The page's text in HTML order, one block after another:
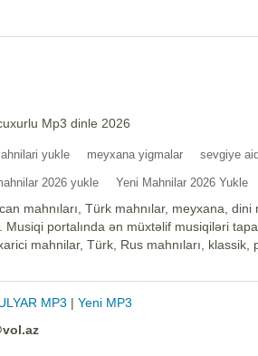
Mp3 dinle 2026
yukle meyxana yigmalar sevgiye
2026 yukle Yeni Mahnilar 2026 Yukle
mahnıları, Türk mahnılar, meyxana,
portalında ən müxtəlif musiqiləri
mahnilar, Türk, Rus mahnıları,
MP3 | Yeni MP3